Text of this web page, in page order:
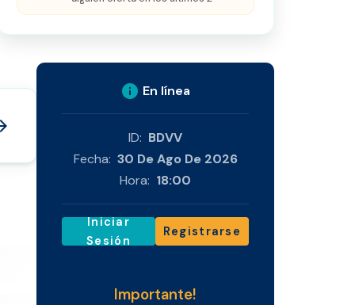
info En línea
ID: BDVV
Fecha: 30 De Ago De 2026
Hora: 18:00
Iniciar
Sesión
Registrarse
Importante!